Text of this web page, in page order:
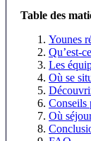
Table des
Younes
Qu’est-
Les
Où se
Conseils
Où